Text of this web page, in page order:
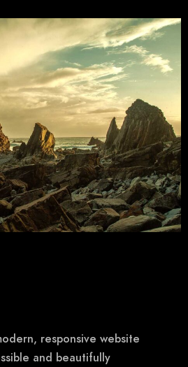
responsive website
and beautifully